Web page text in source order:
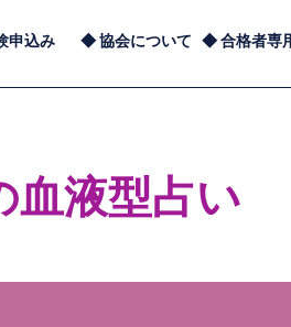
申込み 協会について 合格者専
血液型占い